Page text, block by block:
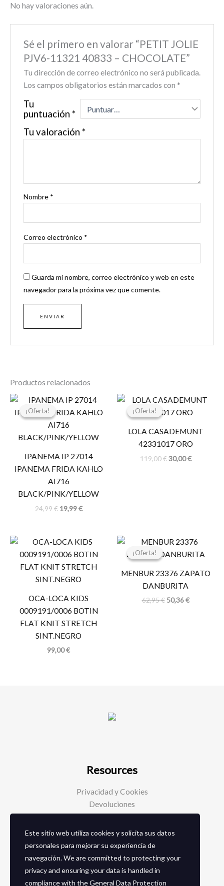
No hay valoraciones aún.
Sé el primero en valorar “PETIT JOLIE
PJV6-11321 40833 – CHOCOLATE”
Tu dirección de correo electrónico no será publicada.
Los campos obligatorios están marcados con *
Tu
puntuación *
Tu valoración *
Nombre *
Correo electrónico *
Guarda mi nombre, correo electrónico y web en este
navegador para la próxima vez que comente.
Productos relacionados
¡Oferta!
¡Oferta!
IPANEMA IP 27014
IPANEMA FRIDA KAHLO
AI716
BLACK/PINK/YELLOW
24,99€
El
original
era:
24,99 €.
19,99€
El
actual
19,99 €.
¡Oferta!
¡Oferta!
LOLA CASADEMUNT
42331017 ORO
119,00€
El
original
119,00 €.
30,00€
El
actual
30,00 €.
OCA-LOCA KIDS
0009191/0006 BOTIN
FLAT KNIT STRETCH
SINT.NEGRO
99,00€
¡Oferta!
¡Oferta!
MENBUR 23376 ZAPATO
DANBURITA
62,95€
El
original
62,95 €.
50,36€
El
actual
50,36 €.
Resources
Privacidad y Cookies
Devoluciones
Social Media
Facebook
Instagram
Este sitio web utiliza cookies y solicita sus datos
personales para mejorar su experiencia de
navegación. We are committed to protecting your
privacy and ensuring your data is handled in
compliance with theGeneral Data Protection